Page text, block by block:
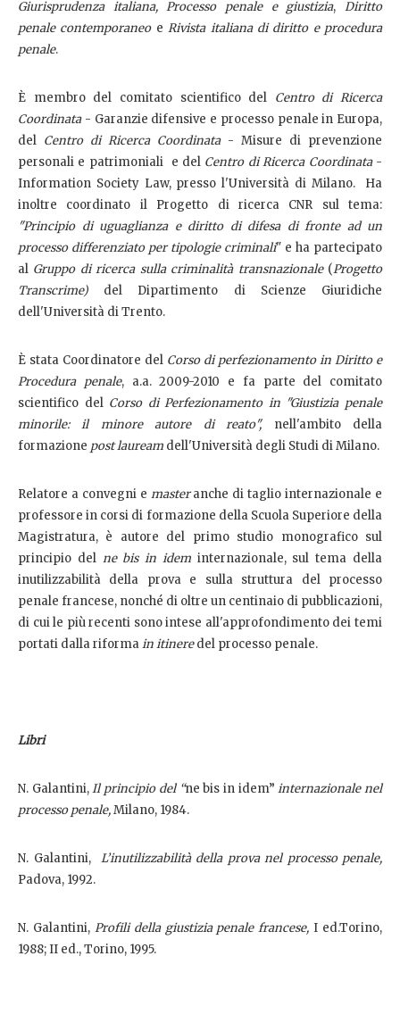
Giurisprudenza italiana, Processo penale e giustizia,Diritto
penale contemporaneoeRivista italiana di diritto e procedura
penale.
È membro del comitato scientifico del Centro di Ricerca
Coordinata- Garanzie difensive e processo penale in Europa,
del Centro di Ricerca Coordinata- Misure di prevenzione
personali e patrimoniali e del Centro di Ricerca Coordinata-
Information Society Law, presso l'Università di Milano. Ha
inoltre coordinato il Progetto di ricerca CNR sul tema:
"Principio di uguaglianza e diritto di difesa di fronte ad un
processo differenziato per tipologie criminali" e ha partecipato
al Gruppo di ricerca sulla criminalità transnazionale(Progetto
Transcrime) del Dipartimento di Scienze Giuridiche
dell'Università di Trento.
È stata Coordinatore del Corso di perfezionamento in Diritto e
Procedura penale, a.a. 2009-2010 e fa parte del comitato
scientifico del Corso di Perfezionamento in "Giustizia penale
minorile: il minore autore di reato", nell'ambito della
formazione post lauream dell'Università degli Studi di Milano.
Relatore a convegni e masteranche di taglio internazionale e
professore in corsi di formazione della Scuola Superiore della
Magistratura, è autore del primo studio monografico sul
principio del ne bis in ideminternazionale, sul tema della
inutilizzabilità della prova e sulla struttura del processo
penale francese, nonché di oltre un centinaio di pubblicazioni,
di cui le più recenti sono intese all'approfondimento dei temi
portati dalla riformain itineredel processo penale.
Libri
N. Galantini,Il principio del “ne bis in idem”internazionale nel
processo penale,Milano, 1984.
N. Galantini,L’inutilizzabilità della prova nel processo penale,
Padova, 1992.
N. Galantini,Profili della giustizia penale francese, I ed.Torino,
1988; II ed., Torino, 1995.